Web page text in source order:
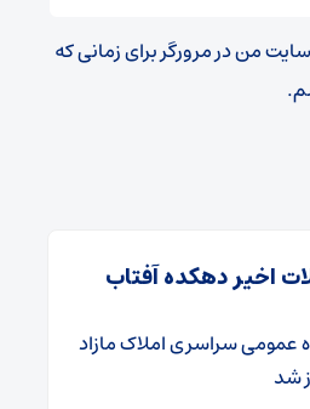
من در مرورگر برای زمانی که
اخیر دهکده آفتاب
عمومی سراسری املاک مازاد
شد